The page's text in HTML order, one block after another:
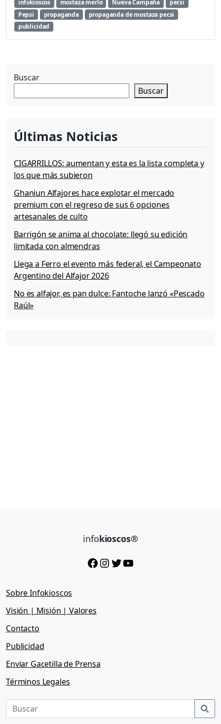
a
m
e
P
infokioscos
mostaza merlo Nueva Campaña
pecsi
Pepsi
propaganda
propaganda de mostaza pecsi
publicidad
Buscar
Buscar
Últimas Noticias
CIGARRILLOS: aumentan y esta es la lista completa y
los que más subieron
Ghaniun Alfajores hace explotar el mercado
premium con el regreso de sus 6 opciones
artesanales de culto
Barrigón se anima al chocolate: llegó su edición
limitada con almendras
Llega a Ferro el evento más federal, el Campeonato
Argentino del Alfajor 2026
No es alfajor, es pan dulce: Fantoche lanzó «Pescado
Raúl»
infokioscos®
Facebook InstagramTwitter YouTube
Sobre Infokioscos
Visión | Misión | Valores
Contacto
Publicidad
Enviar Gacetilla de Prensa
Términos Legales